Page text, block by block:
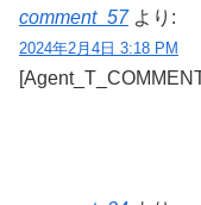
comment_57 より:
2024年2月4日 3:18 PM